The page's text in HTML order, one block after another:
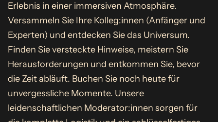
Erlebnis in einer immersiven Atmosphäre.
Versammeln Sie Ihre Kolleg:innen (Anfänger und
Experten) und entdecken Sie das Universum.
Finden Sie versteckte Hinweise, meistern Sie
Herausforderungen und entkommen Sie, bevor
die Zeit abläuft. Buchen Sie noch heute für
unvergessliche Momente. Unsere
leidenschaftlichen Moderator:innen sorgen für